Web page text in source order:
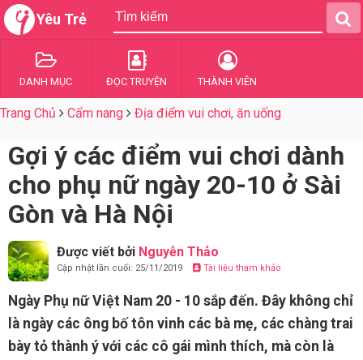
Yêu Trẻ
DANH MỤC ĐỌC TRUYỆN THÀNH VIÊN
Trang Chủ Cẩm nang Địa điểm vui chơi, ăn uống
Gợi ý các điểm vui chơi dành
cho phụ nữ ngày 20-10 ở Sài
Gòn và Hà Nội
Được viết bởi Nguyễn Thảo
Cập nhật lần cuối: 25/11/2019 Tài liệu tham khảo
Ngày Phụ nữ Việt Nam 20 - 10 sắp đến. Đây không chỉ
là ngày các ông bố tôn vinh các bà mẹ, các chàng trai
bày tỏ thành ý với các cô gái mình thích, mà còn là